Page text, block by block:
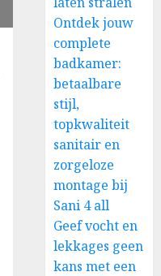
Ontdek jouw
complete
badkamer:
betaalbare
stijl,
topkwaliteit
sanitair en
zorgeloze
montage bij
Sani 4 all
Geef vocht en
lekkages geen
kans met een